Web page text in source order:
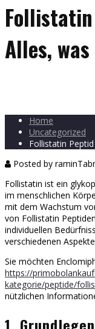
Alles,
Home
Uncategorized
Follistatin
Posted by
Follistatin ist ein
im menschlichen
mit dem Wachstum
von Follistatin
individuellen
verschiedenen
Sie möchten
https://
kategorie/peptide/
nützlichen